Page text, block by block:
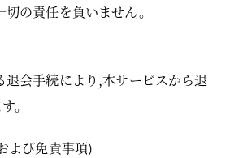
の責任を負いません。
会手続により,本サービスから退
。
よび免責事項)